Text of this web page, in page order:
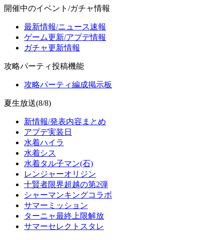
開催中のイベント/ガチャ情報
最新情報/ニュース速報
ゲーム更新/アプデ情報
ガチャ更新情報
攻略パーティ投稿機能
攻略パーティ編成掲示板
夏生放送(8/8)
新情報/発表内容まとめ
アプデ実装日
水着ハイラ
水着シス
水着タル子マン(石)
レンジャーオリジン
十賢者限界超越の第2弾
シャーマンキングコラボ
サマーミッション
ターニャ最終上限解放
サマーセレクトスタレ